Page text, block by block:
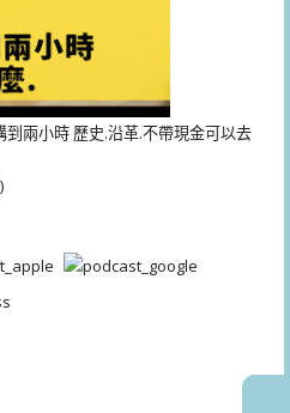
兩小時 歷史.沿革.不帶現金可以去